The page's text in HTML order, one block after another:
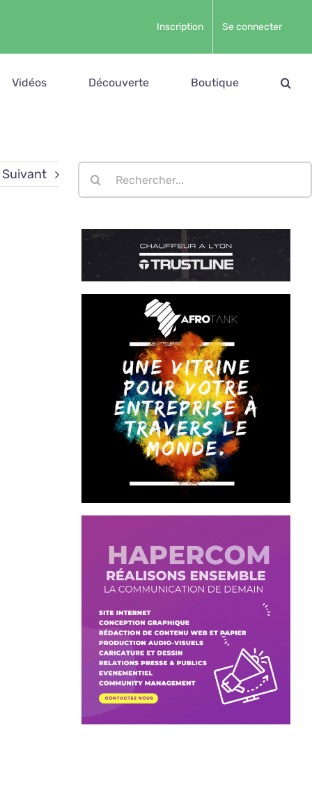
Inscription Se connecter
Vidéos Découverte Boutique
Suivant Rechercher: